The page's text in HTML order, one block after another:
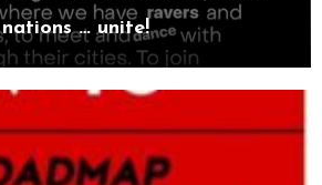
… unite!